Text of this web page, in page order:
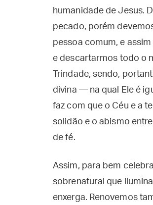
humanidade de Jesus.
pecado, porém
pessoa comum, e
e descartarmos todo o
Trindade, sendo,
divina — na qual Ele é
faz com que o Céu e a
solidão e o abismo
de fé.
Assim, para bem
sobrenatural que
enxerga. Renovemos